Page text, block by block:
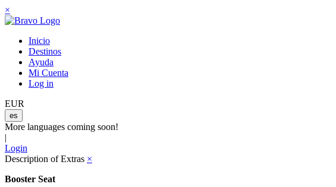
×
Inicio
Destinos
Ayuda
Mi Cuenta
Log in
EUR
es
More languages coming soon!
|
Login
Description of Extras ×
Booster Seat